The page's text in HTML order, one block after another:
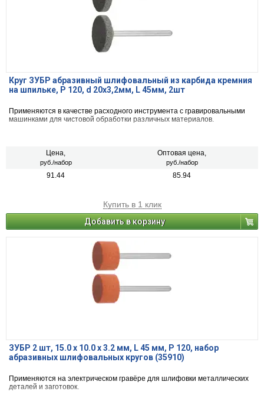
Круг ЗУБР абразивный шлифовальный из карбида кремния
на шпильке, P 120, d 20x3,2мм, L 45мм, 2шт
Применяются в качестве расходного инструмента с гравировальными
машинками для чистовой обработки различных материалов.
Цена,
руб./набор
Оптовая цена,
руб./набор
91.44 85.94
Купить в 1 клик
Добавить в корзину
ЗУБР 2 шт, 15.0 x 10.0 х 3.2 мм, L 45 мм, P 120, набор
абразивных шлифовальных кругов (35910)
Применяются на электрическом гравёре для шлифовки металлических
деталей и заготовок.